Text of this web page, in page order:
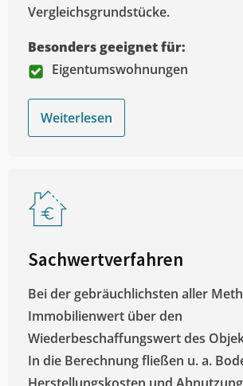
Vergleichsgrundstücke.
Besonders geeignet für:
Eigentumswohnungen
Weiterlesen
Sachwertverfahren
Bei der gebräuchlichsten aller
Immobilienwert über den
Wiederbeschaffungswert des
In die Berechnung fließen u. a.